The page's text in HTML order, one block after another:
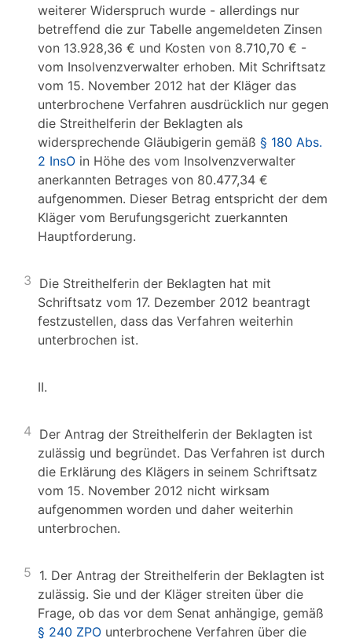
weiterer Widerspruch wurde - allerdings nur
betreffend die zur Tabelle angemeldeten Zinsen
von 13.928,36 € und Kosten von 8.710,70 € -
vom Insolvenzverwalter erhoben. Mit Schriftsatz
vom 15. November 2012 hat der Kläger das
unterbrochene Verfahren ausdrücklich nur gegen
die Streithelferin der Beklagten als
widersprechende Gläubigerin gemäß § 180 Abs.
2 InsO in Höhe des vom Insolvenzverwalter
anerkannten Betrages von 80.477,34 €
aufgenommen. Dieser Betrag entspricht der dem
Kläger vom Berufungsgericht zuerkannten
Hauptforderung.
3 Die Streithelferin der Beklagten hat mit
Schriftsatz vom 17. Dezember 2012 beantragt
festzustellen, dass das Verfahren weiterhin
unterbrochen ist.
II.
4 Der Antrag der Streithelferin der Beklagten ist
zulässig und begründet. Das Verfahren ist durch
die Erklärung des Klägers in seinem Schriftsatz
vom 15. November 2012 nicht wirksam
aufgenommen worden und daher weiterhin
unterbrochen.
5 1. Der Antrag der Streithelferin der Beklagten ist
zulässig. Sie und der Kläger streiten über die
Frage, ob das vor dem Senat anhängige, gemäß
§ 240 ZPO unterbrochene Verfahren über die